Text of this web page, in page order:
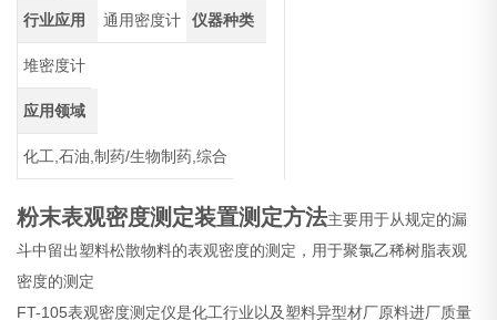
行业应用 通用密度计 仪器种类
堆密度计
应用领域
化工,石油,制药/生物制药,综合
粉末表观密度测定装置测定方法主要用于从规定的漏
斗中留出塑料松散物料的表观密度的测定，用于聚氯乙稀树脂表观
密度的测定
FT-105表观密度测定仪是化工行业以及塑料异型材厂原料进厂质量